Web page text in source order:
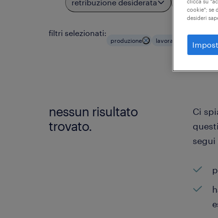
retribuzione desiderata località
filtri selezionati:
produzione lavoratori
nessun risultato
trovato.
Ci
cookie"; se
desideri